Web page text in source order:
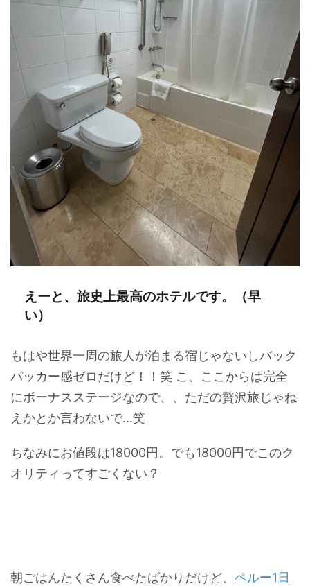
えーと、旅史上最高のホテルです。（早
い）
もはや世界一周の旅人が泊まる宿じゃないしバック
パッカー感ゼロだけど！！笑 こ、ここからは完全
にボーナスステージなので、、ただの贅沢旅じゃね
えかとか言わないで...笑
ちなみにお値段は18000円。でも18000円でこのク
オリティってすごくない？
朝ごはんたくさん食べたばかりだけど、 ペルー1日